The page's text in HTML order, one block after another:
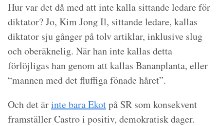
Hur var det då med att inte kalla sittande ledare för
diktator? Jo, Kim Jong Il, sittande ledare, kallas
diktator sju gånger på tolv artiklar, inklusive slug
och oberäknelig. När han inte kallas detta
förlöjligas han genom att kallas Bananplanta, eller
“mannen med det fluffiga fönade håret”.
Och det ärinte bara Ekotpå SR som konsekvent
framställer Castro i positiv, demokratisk dager.